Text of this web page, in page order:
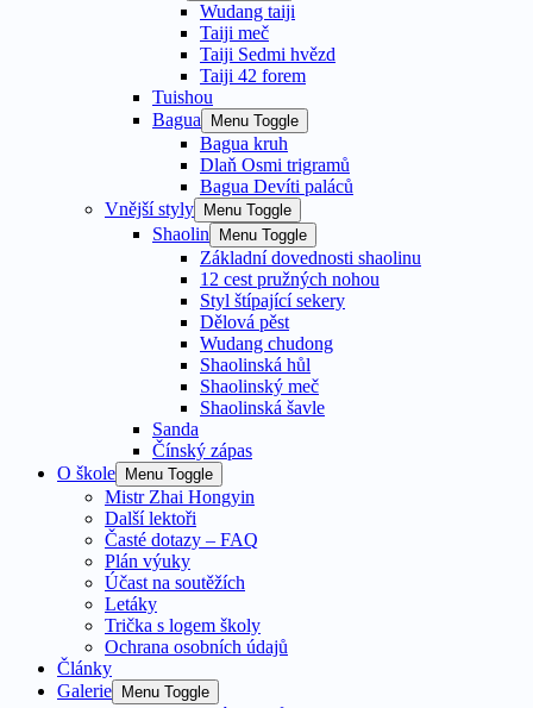
Wudang taiji
Taiji meč
Taiji Sedmi hvězd
Taiji 42 forem
Tuishou
Bagua
Menu Toggle
Bagua kruh
Dlaň Osmi trigramů
Bagua Devíti paláců
Vnější styly
Menu Toggle
Shaolin Menu Toggle
Základní dovednosti shaolinu
12 cest pružných nohou
Styl štípající sekery
Dělová pěst
Wudang chudong
Shaolinská hůl
Shaolinský meč
Shaolinská šavle
Sanda
Čínský zápas
O škole
Menu Toggle
Mistr Zhai Hongyin
Další lektoři
Časté dotazy – FAQ
Plán výuky
Účast na soutěžích
Letáky
Trička s logem školy
Ochrana osobních údajů
Články
Galerie
Menu Toggle